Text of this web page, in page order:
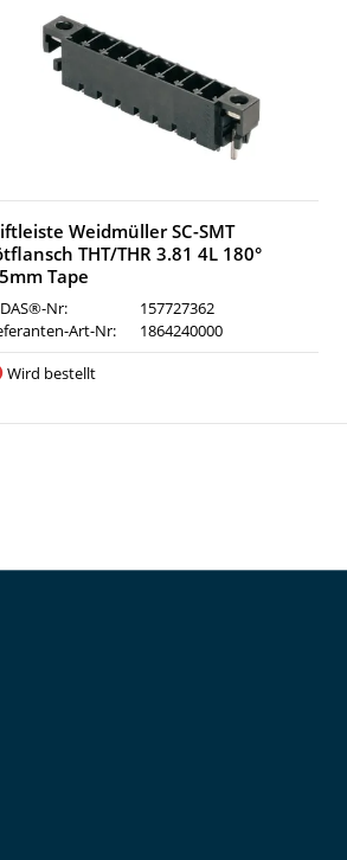
Weidmüller SC-SMT
THT/THR 3.81 4L 180°
Tape
Nr:
157727362
Art-Nr:
1864240000
Wird bestellt